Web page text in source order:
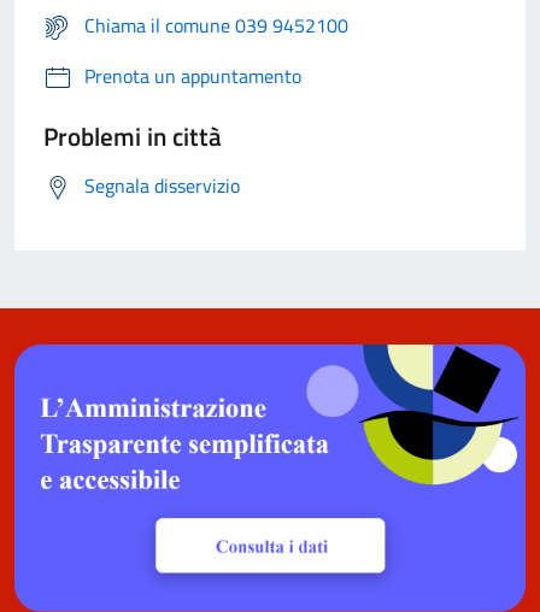
Chiama il comune 039 9452100
Prenota un appuntamento
Problemi in città
Segnala disservizio